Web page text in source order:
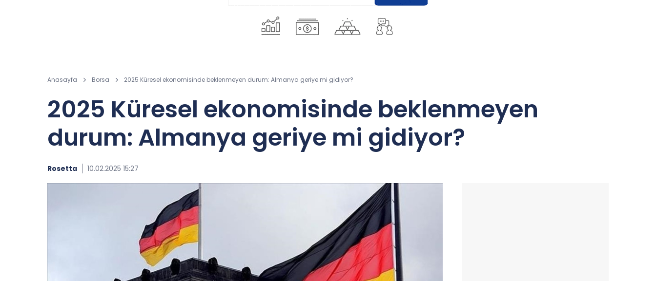
Anasayfa Borsa 2025 Küresel ekonomisinde beklenmeyen durum: Almanya geriye mi gidiyor?
2025 Küresel ekonomisinde beklenmeyen
durum: Almanya geriye mi gidiyor?
Rosetta 10.02.2025 15:27